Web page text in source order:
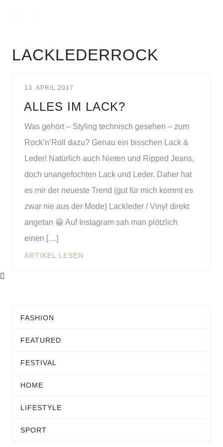
LACKLEDERROCK
13. APRIL 2017
ALLES IM LACK?
Was gehört – Styling technisch gesehen – zum
Rock’n’Roll dazu? Genau ein bisschen Lack &
Leder! Natürlich auch Nieten und Ripped Jeans,
doch unangefochten Lack und Leder. Daher hat
es mir der neueste Trend (gut für mich kommt es
zwar nie aus der Mode) Lackleder / Vinyl direkt
angetan 😀 Auf Instagram sah man plötzlich
einen […]
ARTIKEL LESEN
FASHION
FEATURED
FESTIVAL
HOME
LIFESTYLE
SPORT